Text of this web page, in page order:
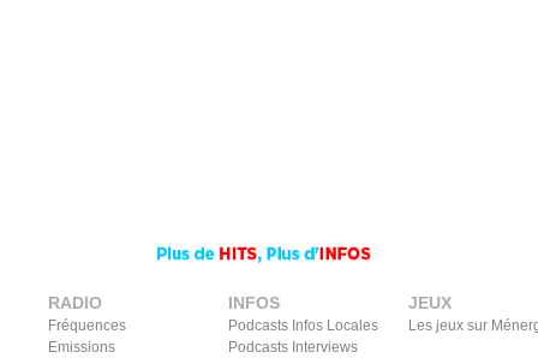
RADIO
Fréquences
Emissions
INFOS
Podcasts Infos Locales
Podcasts Interviews
JEUX
Les jeux sur